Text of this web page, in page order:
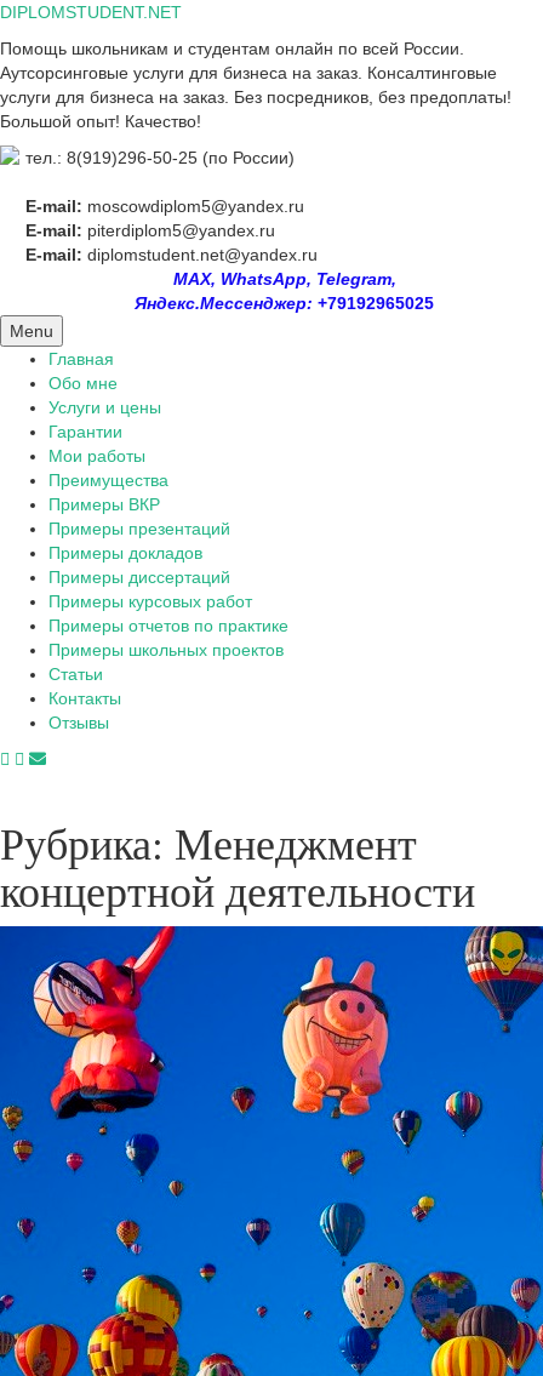
Skip
content
DIPLOMSTUDENT.NET
Помощь школьникам и студентам онлайн по всей России.
Аутсорсинговые услуги для бизнеса на заказ. Консалтинговые
услуги для бизнеса на заказ. Без посредников, без предоплаты!
Большой опыт! Качество!
тел.: 8(919)296-50-25 (по России)
E-mail: moscowdiplom5@yandex.ru
E-mail: piterdiplom5@yandex.ru
E-mail: diplomstudent.net@yandex.ru
MAX, WhatsApp, Telegram,
Яндекс.Мессенджер: +79192965025
Menu
Главная
Обо мне
Услуги и цены
Гарантии
Мои работы
Преимущества
Примеры ВКР
Примеры презентаций
Примеры докладов
Примеры диссертаций
Примеры курсовых работ
Примеры отчетов по практике
Примеры школьных проектов
Статьи
Контакты
Отзывы
Рубрика: Менеджмент
концертной деятельности